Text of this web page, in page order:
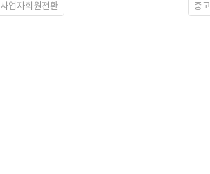
사업자회원전환 중